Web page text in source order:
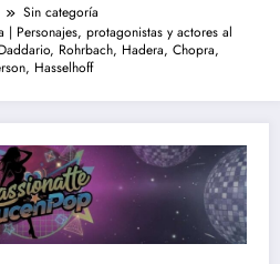
Sin categoría
| Personajes, protagonistas y actores al
Rohrbach, Hadera, Chopra,
Hasselhoff